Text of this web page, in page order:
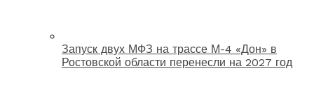
Запуск двух МФЗ на трассе М-4 «Дон» в
Ростовской области перенесли на 2027 год